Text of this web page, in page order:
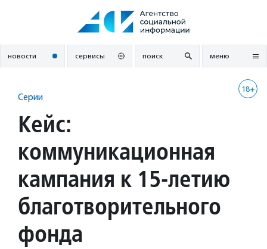
новости сервисы поиск меню
18+
Серии
Кейс:
коммуникационная
кампания к 15-летию
благотворительного
фонда